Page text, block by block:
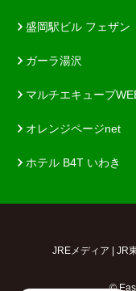
盛岡駅ビル フェザン
ガーラ湯沢
マルチエキューブ
オレンジページnet
ホテル B4T いわき
JREメディア | JR
©